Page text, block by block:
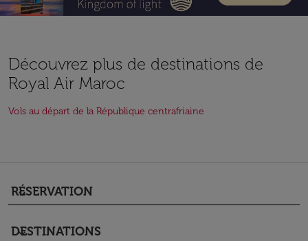
Découvrez plus de destinations de
Royal Air Maroc
Vols au départ de la République centrafriaine
RÉSERVATION
keyboard_arrow_down
DESTINATIONS
keyboard_arrow_down